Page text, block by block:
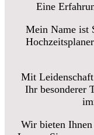
Eine
Mein Name ist
Mit
Ihr besonderer
Wir bieten